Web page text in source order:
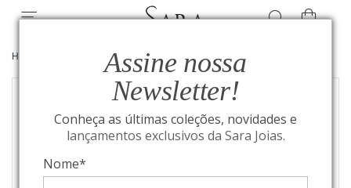
Assine nossa
Newsletter!
Conheça as últimas coleções, novidades e
lançamentos exclusivos da Sara Joias.
Nome*
HOME ANÉIS